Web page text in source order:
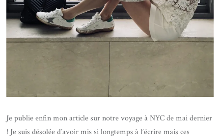
Je publie enfin mon article sur notre voyage à NYC de mai dernier
! Je suis désolée d’avoir mis si longtemps à l’écrire mais ces